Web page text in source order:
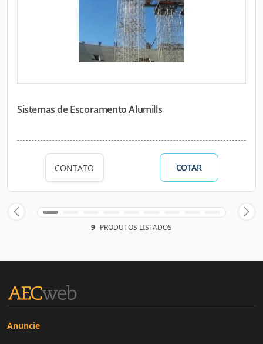
Sistemas de Escoramento Alumills
CONTATO COTAR
9 PRODUTOS LISTADOS
Anuncie